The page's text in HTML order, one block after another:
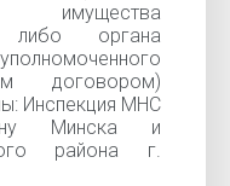
либо органа
договором)
Инспекция МНС
Минска и
района г.